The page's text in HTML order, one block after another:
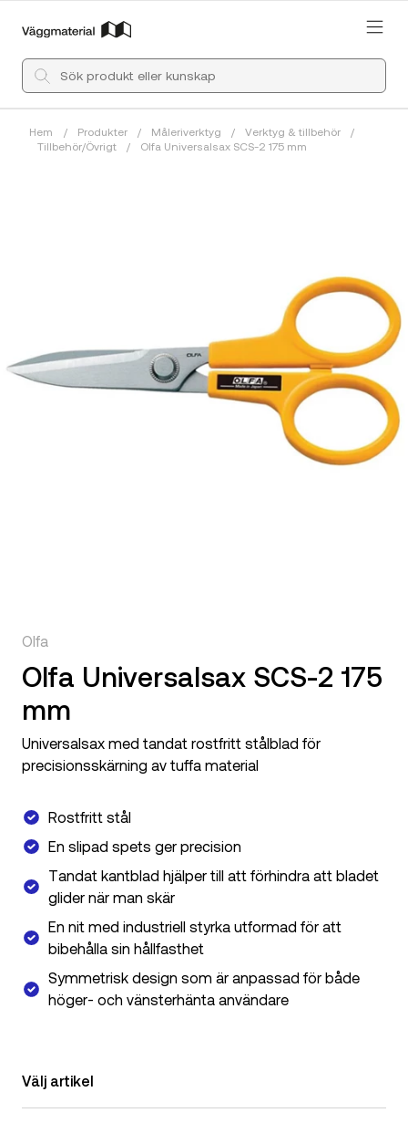
Hem / Produkter / Måleriverktyg / Verktyg & tillbehör
/
Tillbehör/Övrigt
/ Olfa Universalsax SCS-2 175 mm
Olfa
Olfa Universalsax SCS-2 175
mm
Universalsax med tandat rostfritt stålblad för
precisionsskärning av tuffa material
Rostfritt stål
En slipad spets ger precision
Tandat kantblad hjälper till att förhindra att bladet
glider när man skär
En nit med industriell styrka utformad för att
bibehålla sin hållfasthet
Symmetrisk design som är anpassad för både
höger- och vänsterhänta användare
Välj artikel